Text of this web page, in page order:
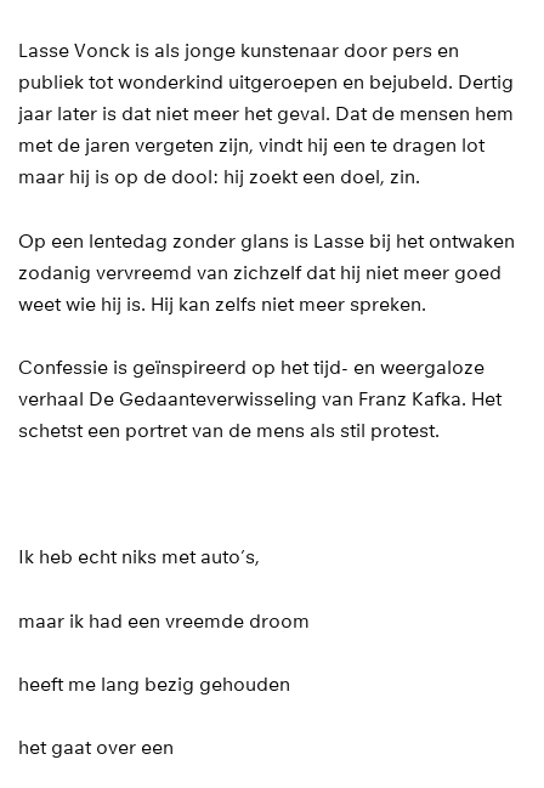
Lasse Vonck is als jonge kunstenaar door pers en
publiek tot wonderkind uitgeroepen en bejubeld. Dertig
jaar later is dat niet meer het geval. Dat de mensen hem
met de jaren vergeten zijn, vindt hij een te dragen lot
maar hij is op de dool: hij zoekt een doel, zin.
Op een lentedag zonder glans is Lasse bij het ontwaken
zodanig vervreemd van zichzelf dat hij niet meer goed
weet wie hij is. Hij kan zelfs niet meer spreken.
Confessie is geïnspireerd op het tijd- en weergaloze
verhaal De Gedaanteverwisseling van Franz Kafka. Het
schetst een portret van de mens als stil protest.
Ik heb echt niks met auto’s,
maar ik had een vreemde droom
heeft me lang bezig gehouden
het gaat over een